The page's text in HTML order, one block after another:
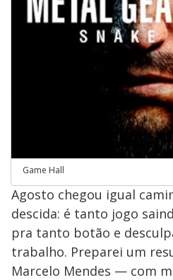
Game Hall
Agosto chegou igual
descida: é tanto jogo
pra tanto botão e
trabalho. Preparei um
Marcelo Mendes — com